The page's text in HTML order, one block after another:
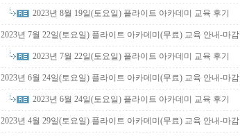
2023년 8월 19일(토요일) 플라이트 아카데미 교육 후기
2023년 7월 22일(토요일) 플라이트 아카데미(무료) 교육 안내-마감
2023년 7월 22일(토요일) 플라이트 아카데미 교육 후기
2023년 6월 24일(토요일) 플라이트 아카데미(무료) 교육 안내-마감
2023년 6월 24일(토요일) 플라이트 아카데미 교육 후기
2023년 4월 29일(토요일) 플라이트 아카데미(무료) 교육 안내-마감